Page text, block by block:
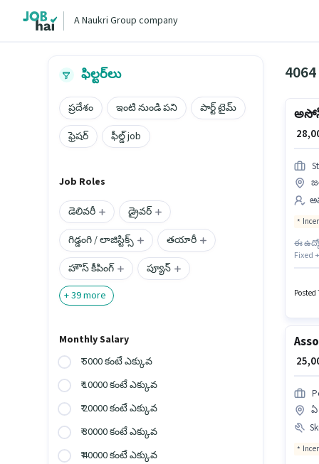
A Naukri Group company
ఫిల్టర్‌లు
ప్రదేశం ఇంటి నుండి పని
పార్ట్ టైమ్
ఫ్రెషర్
ఫీల్డ్ job
Job Roles
డెలివరీ
డ్రైవర్
గిడ్డంగి / లాజిస్టిక్స్
తయారీ
హౌస్ కీపింగ్
ప్యూన్
+39more
Monthly Salary
₹ 5000 కంటే ఎక్కువ
₹ 10000 కంటే ఎక్కువ
₹ 20000 కంటే ఎక్కువ
₹ 30000 కంటే ఎక్కువ
₹ 40000 కంటే ఎక్కువ
₹
ఈ
Fixed
Posted
₹
ఏ